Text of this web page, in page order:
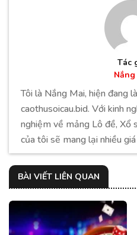
Tác
Tôi là Nắng Mai, hiện đang
caothusoicau.bid. Với kinh
nghiệm về mảng Lô đề, Xổ
của tôi sẽ mang lại nhiều
BÀI VIẾT LIÊN QUAN